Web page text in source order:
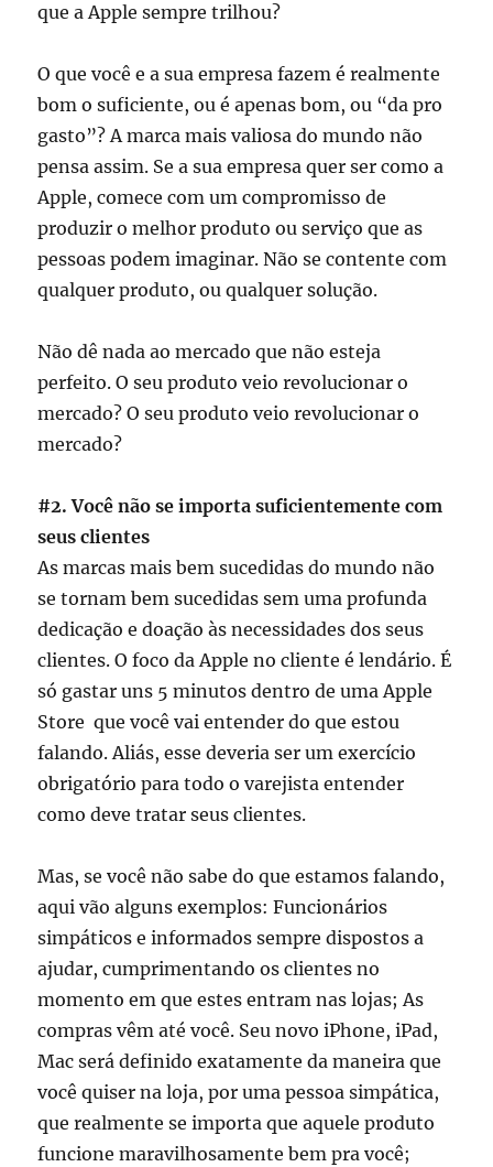
que a Apple sempre trilhou?
O que você e a sua empresa fazem é realmente
bom o suficiente, ou é apenas bom, ou “da pro
gasto”? A marca mais valiosa do mundo não
pensa assim. Se a sua empresa quer ser como a
Apple, comece com um compromisso de
produzir o melhor produto ou serviço que as
pessoas podem imaginar. Não se contente com
qualquer produto, ou qualquer solução.
Não dê nada ao mercado que não esteja
perfeito. O seu produto veio revolucionar o
mercado? O seu produto veio revolucionar o
mercado?
#2. Você não se importa suficientemente com
seus clientes
As marcas mais bem sucedidas do mundo não
se tornam bem sucedidas sem uma profunda
dedicação e doação às necessidades dos seus
clientes. O foco da Apple no cliente é lendário. É
só gastar uns 5 minutos dentro de uma Apple
Store que você vai entender do que estou
falando. Aliás, esse deveria ser um exercício
obrigatório para todo o varejista entender
como deve tratar seus clientes.
Mas, se você não sabe do que estamos falando,
aqui vão alguns exemplos: Funcionários
simpáticos e informados sempre dispostos a
ajudar, cumprimentando os clientes no
momento em que estes entram nas lojas; As
compras vêm até você. Seu novo iPhone, iPad,
Mac será definido exatamente da maneira que
você quiser na loja, por uma pessoa simpática,
que realmente se importa que aquele produto
funcione maravilhosamente bem pra você;